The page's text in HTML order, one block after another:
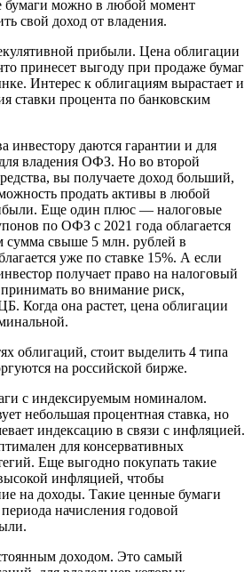
бумаги можно в любой момент
свой доход от владения.
прибыли. Цена облигации
принесет выгоду при продаже бумаг
Интерес к облигациям вырастает и
ставки процента по банковским
инвестору даются гарантии и для
владения ОФЗ. Но во второй
вы получаете доход больший,
продать активы в любой
Еще один плюс — налоговые
по ОФЗ с 2021 года облагается
сумма свыше 5 млн. рублей в
уже по ставке 15%. А если
получает право на налоговый
во внимание риск,
Когда она растет, цена облигации
облигаций, стоит выделить 4 типа
на российской бирже.
с индексируемым номиналом.
небольшая процентная ставка, но
индексацию в связи с инфляцией.
для консервативных
Еще выгодно покупать такие
инфляцией, чтобы
на доходы. Такие ценные бумаги
начисления годовой
доходом. Это самый